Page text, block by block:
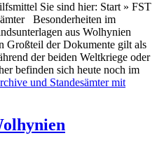
Sie sind hier: Start » FST
Besonderheiten im
aus Wolhynien
Großteil der Dokumente gilt als
der beiden Weltkriege oder
befinden sich heute noch im
und Standesämter mit